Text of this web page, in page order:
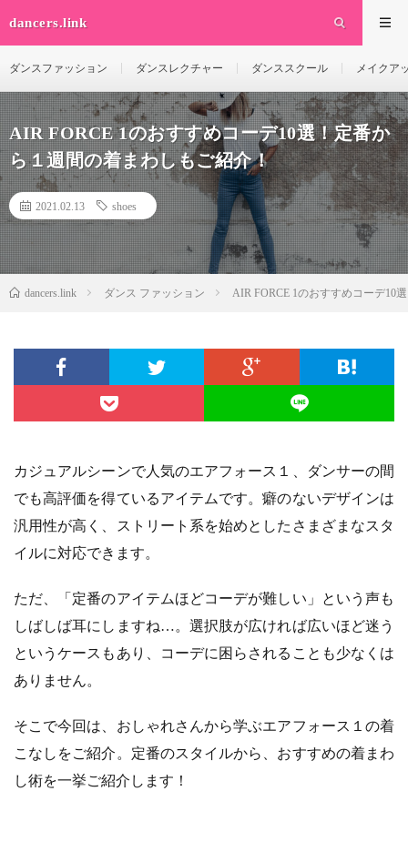
dancers.link
ダンスファッション ダンスレクチャー ダンススクール メイクア
AIR FORCE 1のおすすめコーデ10選！定番か
ら１週間の着まわしもご紹介！
2021.02.13 shoes
dancers.link ダンス ファッション AIR FORCE 1のおすすめコーデ10
カジュアルシーンで人気のエアフォース１、ダンサーの間
でも高評価を得ているアイテムです。癖のないデザインは
汎用性が高く、ストリート系を始めとしたさまざまなスタ
イルに対応できます。
ただ、「定番のアイテムほどコーデが難しい」という声も
しばしば耳にしますね…。選択肢が広ければ広いほど迷う
というケースもあり、コーデに困らされることも少なくは
ありません。
そこで今回は、おしゃれさんから学ぶエアフォース１の着
こなしをご紹介。定番のスタイルから、おすすめの着まわ
し術を一挙ご紹介します！